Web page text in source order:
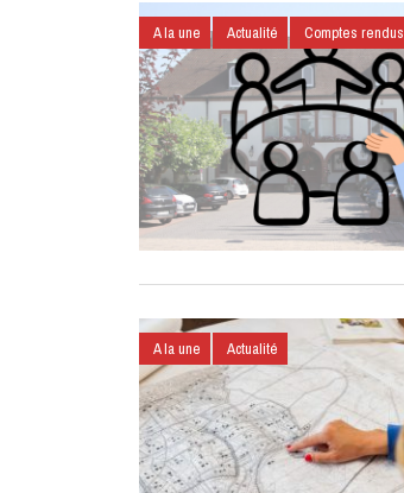
A la une Actualité Comptes rendus
A la une Actualité